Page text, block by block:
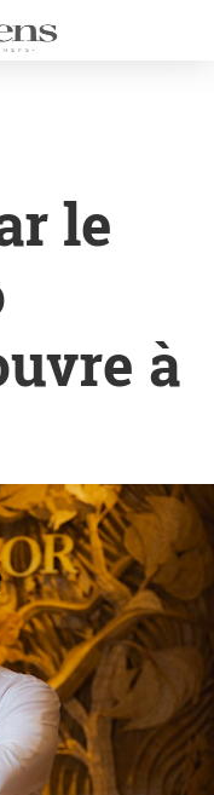
le
à